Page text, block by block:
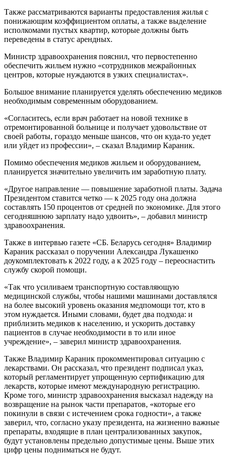
Также рассматриваются варианты предоставления жилья с
понижающим коэффициентом оплаты, а также выделение
исполкомами пустых квартир, которые должны быть
переведены в статус арендных.
Министр здравоохранения пояснил, что первостепенно
обеспечить жильем нужно «сотрудников межрайонных
центров, которые нуждаются в узких специалистах».
Большое внимание планируется уделять обеспечению медиков
необходимым современным оборудованием.
«Согласитесь, если врач работает на новой технике в
отремонтированной больнице и получает удовольствие от
своей работы, гораздо меньше шансов, что он куда-то уедет
или уйдет из профессии», – сказал Владимир Караник.
Помимо обеспечения медиков жильем и оборудованием,
планируется значительно увеличить им заработную плату.
«Другое направление — повышение заработной платы. Задача
Президентом ставится четко — к 2025 году она должна
составлять 150 процентов от средней по экономике. Для этого
сегодняшнюю зарплату надо удвоить», – добавил министр
здравоохранения.
Также в интервью газете «СБ. Беларусь сегодня» Владимир
Караник рассказал о поручении Александра Лукашенко
доукомплектовать к 2022 году, а к 2025 году – переоснастить
службу скорой помощи.
«Так что усиливаем транспортную составляющую
медицинской службы, чтобы нашими машинами доставлялся
на более высокий уровень оказания медпомощи тот, кто в
этом нуждается. Иными словами, будет два подхода: и
приблизить медиков к населению, и ускорить доставку
пациентов в случае необходимости в то или иное
учреждение», – заверил министр здравоохранения.
Также Владимир Караник прокомментировал ситуацию с
лекарствами. Он рассказал, что президент подписал указ,
который регламентирует упрощенную сертификацию для
лекарств, которые имеют международную регистрацию.
Кроме того, министр здравоохранения высказал надежду на
возвращение на рынок части препаратов, «которые его
покинули в связи с истечением срока годности», а также
заверил, что, согласно указу президента, на жизненно важные
препараты, входящие в план централизованных закупок,
будут установлены предельно допустимые цены. Выше этих
цифр цены подниматься не будут.